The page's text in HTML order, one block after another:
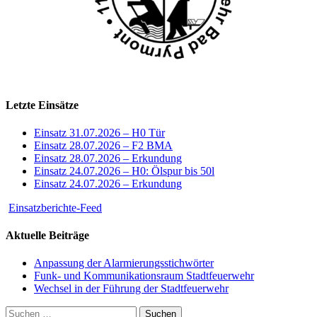
Letzte Einsätze
Einsatz 31.07.2026 – H0 Tür
Einsatz 28.07.2026 – F2 BMA
Einsatz 28.07.2026 – Erkundung
Einsatz 24.07.2026 – H0: Ölspur bis 50l
Einsatz 24.07.2026 – Erkundung
Einsatzberichte-Feed
Aktuelle Beiträge
Anpassung der Alarmierungsstichwörter
Funk- und Kommunikationsraum Stadtfeuerwehr
Wechsel in der Führung der Stadtfeuerwehr
Suchen